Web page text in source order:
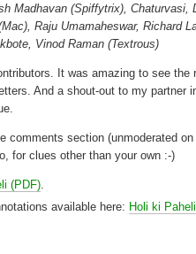
Madhavan (Spiffytrix),
Raju Umamaheswar,
Vinod Raman (Textrous)
It was amazing to see
And a shout-out to my partner
section (unmoderated on
for clues other than your own :-)
(PDF)
available here: Holi ki